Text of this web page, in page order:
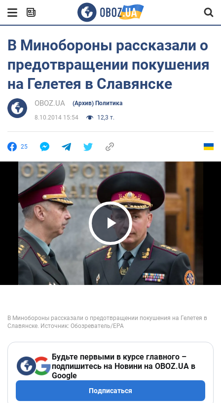
В Минобороны рассказали о
предотвращении покушения
на Гелетея в Славянске
OBOZ.UA (Архив) Политика
8.10.2014 15:54 12,3 т.
25
Play Video
Будьте первыми в курсе главного –
подпишитесь на Новини на OBOZ.UA в
Google
Подписаться